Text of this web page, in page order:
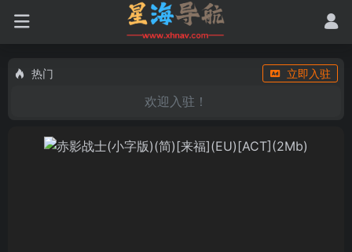
热门 立即入驻
欢迎入驻！